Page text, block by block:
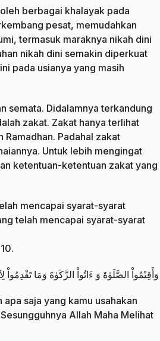
berbagai khalayak pada
pesat, memudahkan
termasuk maraknya nikah dini
nikah dini semakin diperkuat
pada usianya yang masih
semata. Didalamnya terkandung
zakat. Zakat hanya terlihat
Padahal zakat
Untuk lebih mengingat
ketentuan-ketentuan zakat yang
mencapai syarat-syarat
telah mencapai syarat-syarat
وَأَقِيْمُواْ الصَّلَوٰةَ وَ ءَاتُواْ الزَّكَوٰةَ وَمَا
saja yang kamu usahakan
Allah Maha Melihat